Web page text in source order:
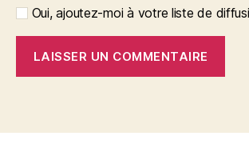
Oui, ajoutez-moi à votre liste de